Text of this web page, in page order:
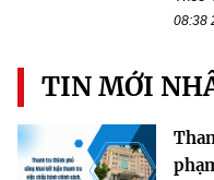
08:38
TIN MỚI